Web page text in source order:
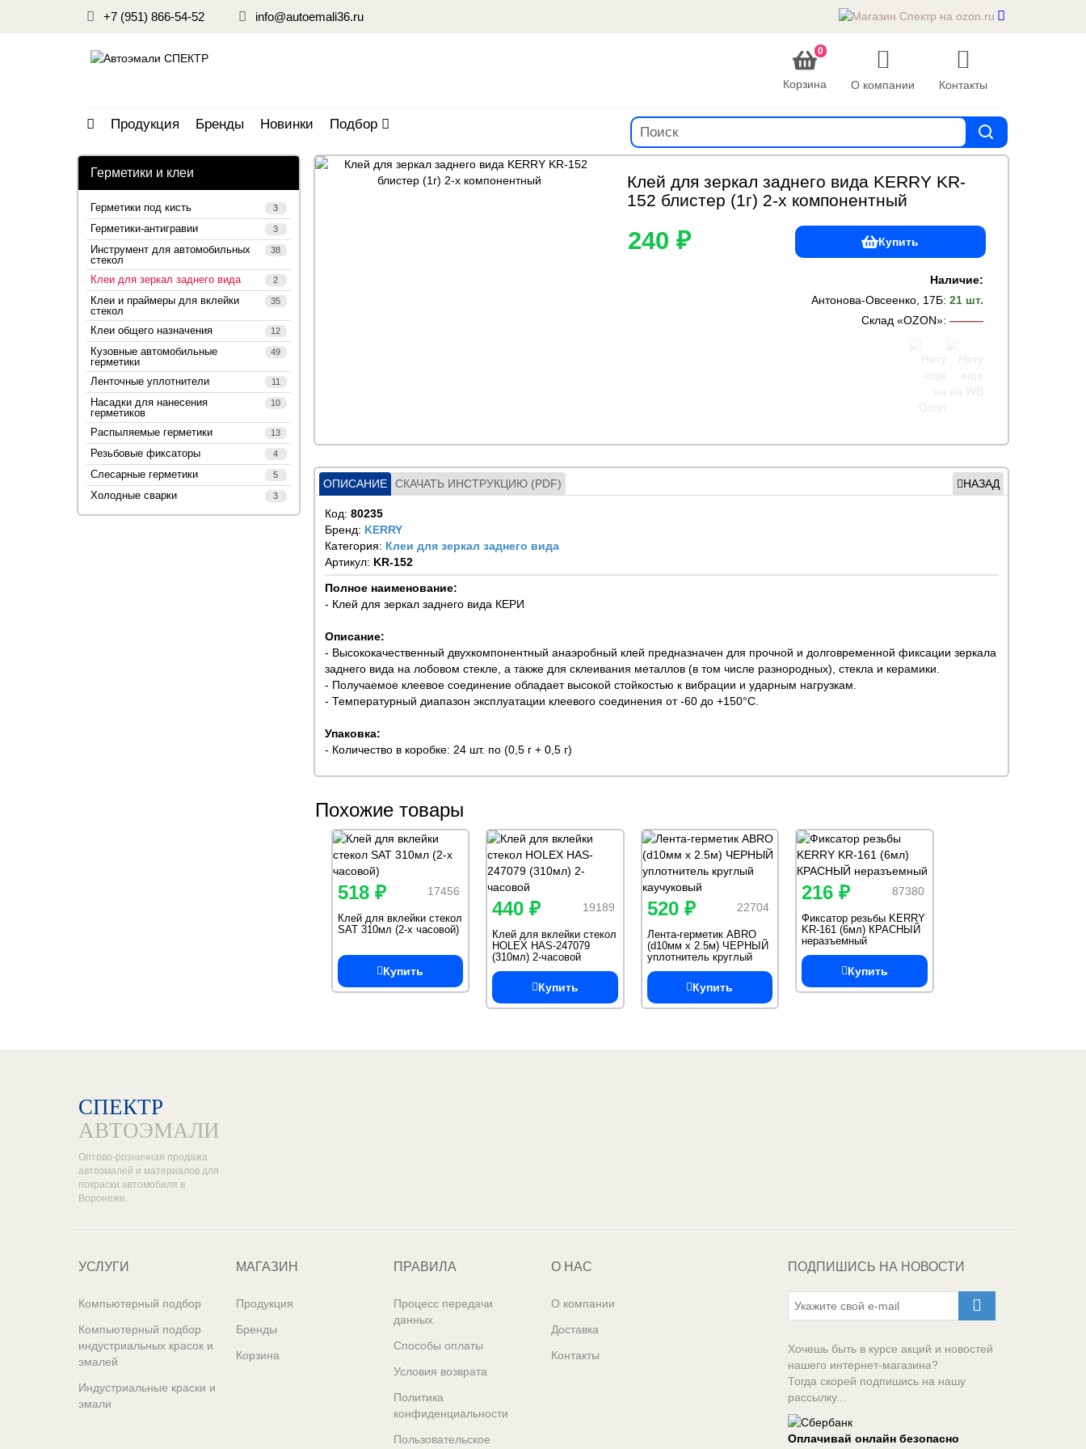
+7 (951) 866-54-52 info@autoemali36.ru
0
Корзина О компании Контакты
Продукция Бренды Новинки Подбор
Герметики и клеи
Герметики под кисть 3
Герметики-антигравии 3
Инструмент для автомобильных
стекол
38
Клеи для зеркал заднего вида 2
Клеи и праймеры для вклейки
стекол
35
Клеи общего назначения 12
Кузовные автомобильные
герметики
49
Ленточные уплотнители 11
Насадки для нанесения
герметиков
10
Распыляемые герметики 13
Резьбовые фиксаторы 4
Слесарные герметики 5
Холодные сварки 3
Клей для зеркал заднего вида KERRY KR-
152 блистер (1г) 2-х компонентный
240 ₽ Купить
Наличие:
Антонова-Овсеенко, 17Б: 21 шт.
Склад «OZON»: ———
ОПИСАНИЕ СКАЧАТЬ ИНСТРУКЦИЮ (PDF) НАЗАД
Код: 80235
Бренд: KERRY
Категория: Клеи для зеркал заднего вида
Артикул: KR-152
Полное наименование:
- Клей для зеркал заднего вида КЕРИ
Описание:
- Высококачественный двухкомпонентный анаэробный клей предназначен для прочной и долговременной фиксации зеркала
заднего вида на лобовом стекле, а также для склеивания металлов (в том числе разнородных), стекла и керамики.
- Получаемое клеевое соединение обладает высокой стойкостью к вибрации и ударным нагрузкам.
- Температурный диапазон эксплуатации клеевого соединения от -60 до +150°С.
Упаковка:
- Количество в коробке: 24 шт. по (0,5 г + 0,5 г)
Похожие товары
17456
518 ₽
Клей для вклейки стекол
SAT 310мл (2-х часовой)
Купить
19189
440 ₽
Клей для вклейки стекол
HOLEX HAS-247079
(310мл) 2-часовой
Купить
22704
520 ₽
Лента-герметик ABRO
(d10мм х 2.5м) ЧЕРНЫЙ
уплотнитель круглый
каучуковый
Купить
87380
216 ₽
Фиксатор резьбы KERRY
KR-161 (6мл) КРАСНЫЙ
неразъемный
Купить
СПЕКТР
АВТОЭМАЛИ
Оптово-розничная продажа
автоэмалей и материалов для
покраски автомобиля в
Воронеже.
УСЛУГИ
Компьютерный подбор
Компьютерный подбор
индустриальных красок и
эмалей
Индустриальные краски и
эмали
МАГАЗИН
Продукция
Бренды
Корзина
ПРАВИЛА
Процесс передачи
данных
Способы оплаты
Условия возврата
Политика
конфиденциальности
Пользовательское
О НАС
О компании
Доставка
Контакты
ПОДПИШИСЬ НА НОВОСТИ
Хочешь быть в курсе акций и новостей
нашего интернет-магазина?
Тогда скорей подпишись на нашу
рассылку...
Оплачивай онлайн безопасно